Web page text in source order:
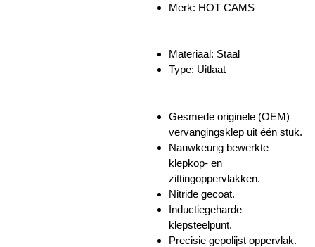
Merk: HOT CAMS
Materiaal: Staal
Type: Uitlaat
Gesmede originele (OEM)
vervangingsklep uit één stuk.
Nauwkeurig bewerkte
klepkop- en
zittingoppervlakken.
Nitride gecoat.
Inductiegeharde
klepsteelpunt.
Precisie gepolijst oppervlak.